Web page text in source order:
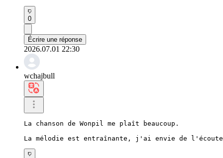
0
Écrire une réponse
2026.07.01 22:30
wchajbull
La chanson de Wonpil me plaît beaucoup.
La mélodie est entraînante, j'ai envie de